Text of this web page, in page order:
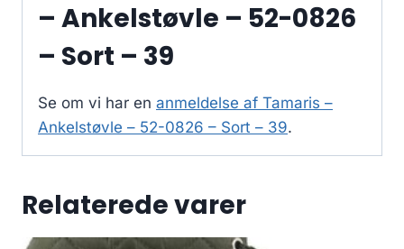
– Ankelstøvle – 52-0826
– Sort – 39
Se om vi har en anmeldelse af Tamaris –
Ankelstøvle – 52-0826 – Sort – 39.
Relaterede varer